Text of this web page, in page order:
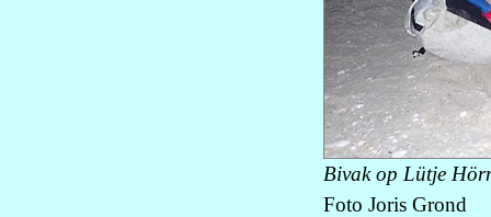
Bivak op Lütje
Foto Joris Grond